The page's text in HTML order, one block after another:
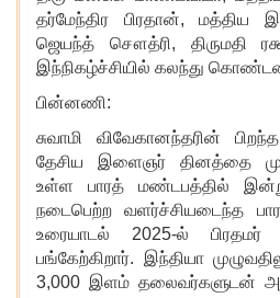
தர்மேந்திர பிரதான், மத்திய
ஜெயந்த் சௌத்ரி, திருமதி
இந்நிகழ்ச்சியில் கலந்து
பின்னணி:
சுவாமி விவேகானந்தரின்
தேசிய இளைஞர் தினத்தை
உள்ள பாரத் மண்டபத்தில்
நடைபெற்ற வளர்ச்சியடைந்த
உரையாடல் 2025-ல் பிரதமர்
பங்கேற்கிறார். இந்தியா
3,000 இளம் தலைவர்களுடன்